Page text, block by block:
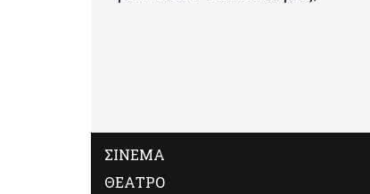
ΣΙΝΕΜΑ
ΘΕΑΤΡΟ